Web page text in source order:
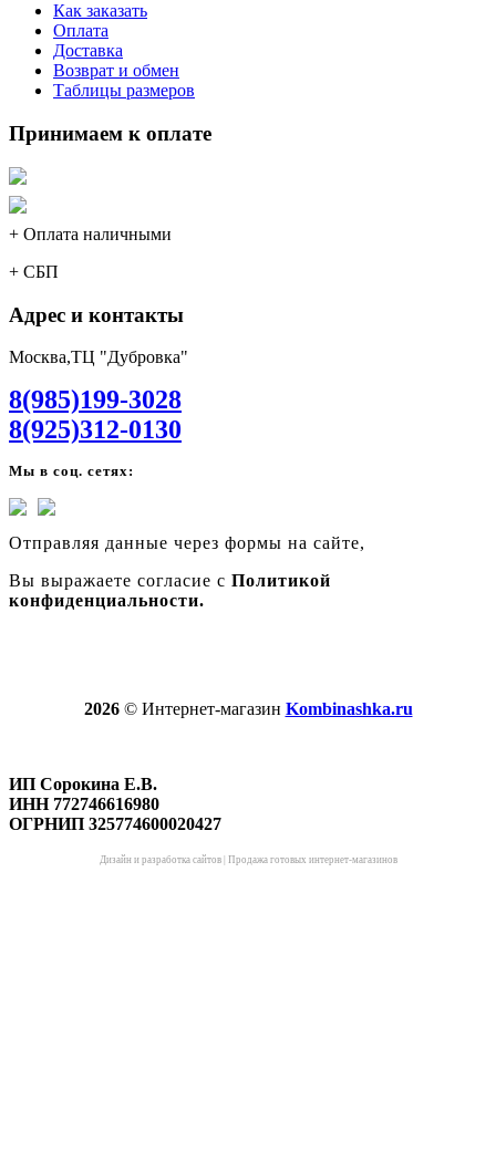
Как заказать
Оплата
Доставка
Возврат и обмен
Таблицы размеров
Принимаем к оплате
+ Оплата наличными
+ СБП
Адрес и контакты
Москва,ТЦ "Дубровка"
8(985)199-3028
8(925)312-0130
Мы в соц. сетях:
Отправляя данные через формы на сайте,
Вы выражаете согласие с Политикой
конфиденциальности.
2026© Интернет-магазин Kombinashka.ru
ИП Сорокина Е.В.
ИНН 772746616980
ОГРНИП 325774600020427
Дизайн и разработка сайтов| Продажа готовых интернет-магазинов